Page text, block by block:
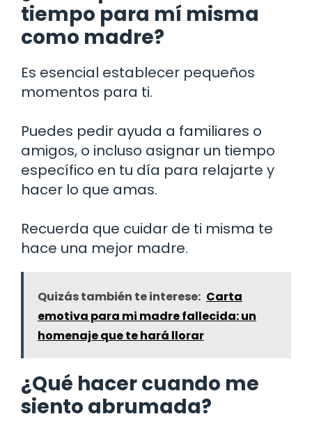
tiempo para mí misma
como madre?
Es esencial establecer pequeños
momentos para ti.
Puedes pedir ayuda a familiares o
amigos, o incluso asignar un tiempo
específico en tu día para relajarte y
hacer lo que amas.
Recuerda que cuidar de ti misma te
hace una mejor madre.
Quizás también te interese: Carta
emotiva para mi madre fallecida: un
homenaje que te hará llorar
¿Qué hacer cuando me
siento abrumada?